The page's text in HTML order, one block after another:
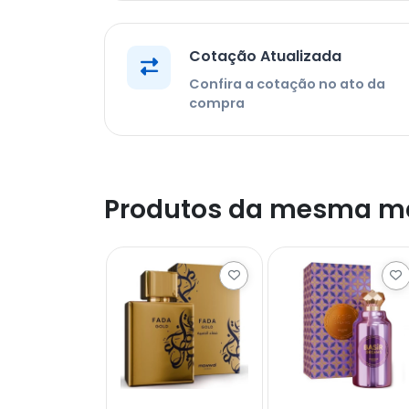
Cotação Atualizada
Confira a cotação no ato da
compra
Produtos da mesma